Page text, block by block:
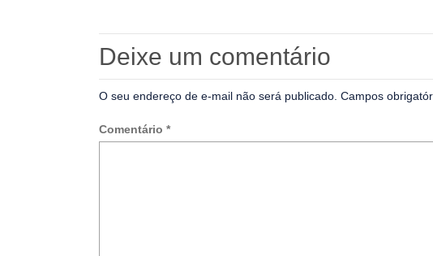
Deixe um comentário
O seu endereço de e-mail não será publicado. Campos
Comentário *